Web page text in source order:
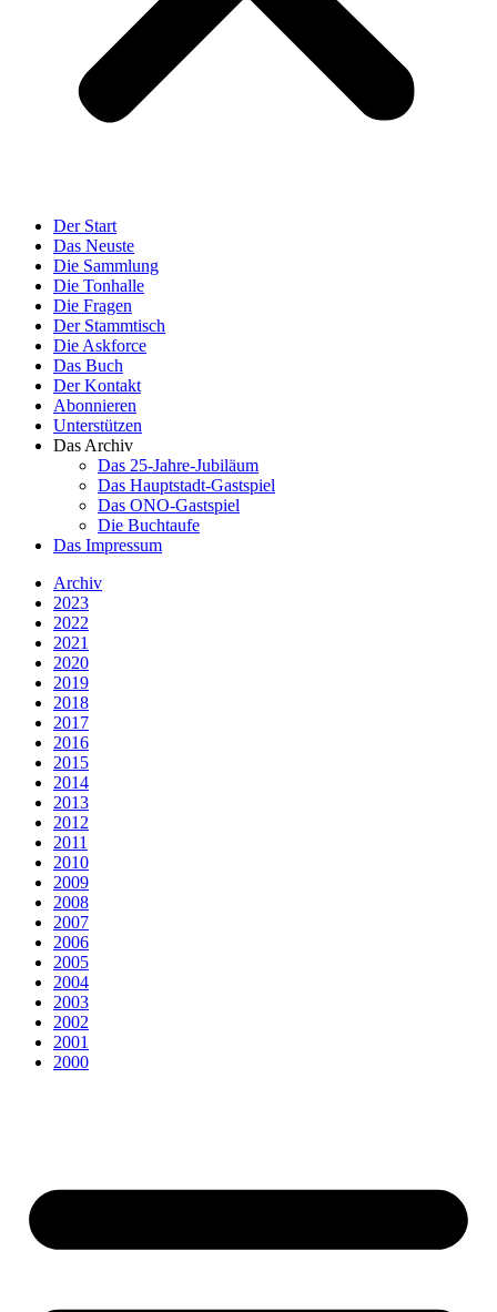
Der Start
Das Neuste
Die Sammlung
Die Tonhalle
Die Fragen
Der Stammtisch
Die Askforce
Das Buch
Der Kontakt
Abonnieren
Unterstützen
Das Archiv
Das 25-Jahre-Jubiläum
Das Hauptstadt-Gastspiel
Das ONO-Gastspiel
Die Buchtaufe
Das Impressum
Archiv
2023
2022
2021
2020
2019
2018
2017
2016
2015
2014
2013
2012
2011
2010
2009
2008
2007
2006
2005
2004
2003
2002
2001
2000